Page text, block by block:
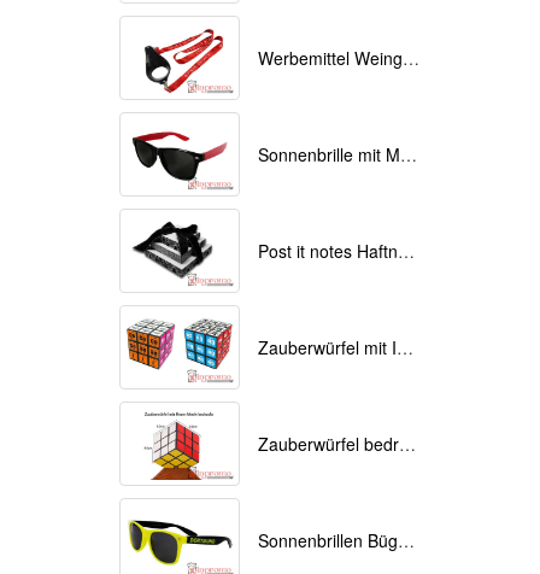
Werbemittel Weinglas Lanyards bedrucken
Sonnenbrille mit Motiv bedruckt
Post it notes Haftnotizen mit Individuellem Druck
Zauberwürfel mit Ihrem Logo als Werbemittel
Zauberwürfel bedruckt als Werbemittel 9cmx9cmx9cm
Sonnenbrillen Bügel bedrucken